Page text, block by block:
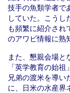
技手の魚類学者で
していた。こうし
も頻繁に紹介され
のアワビ情報に熟
また、懇親会場と
「英学教育の始
兄弟の渡米を導い
に、日米の水産界